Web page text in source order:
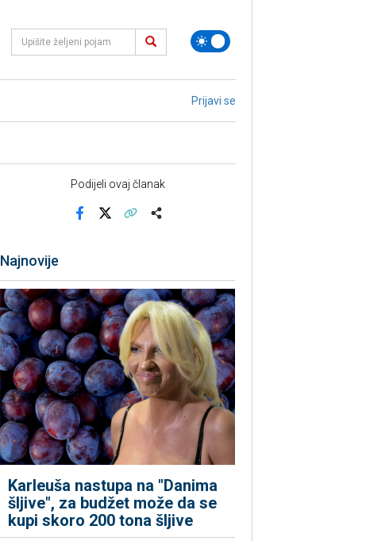
Prijavi se
Podijeli ovaj članak
Najnovije
Karleuša nastupa na "Danima
šljive", za budžet može da se
kupi skoro 200 tona šljive